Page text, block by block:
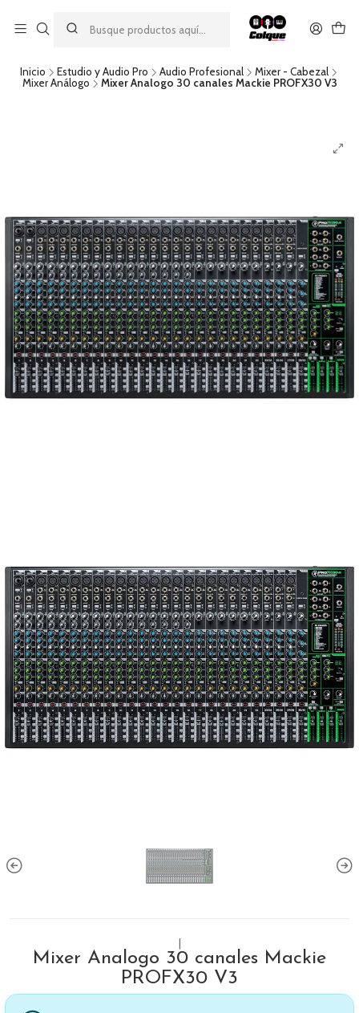
descuento por pago con transferencia bancaria
por una compra mínima de $49.990. Este descuento no es
acumulable a otras promociones ni aplicable a gastos de envío.
Inicio Estudio y Audio Pro Audio Profesional
Mixer - Cabezal
Mixer Análogo
Mixer Analogo 30 canales Mackie PROFX30 V3
Mixer Analogo 30 canales Mackie
PROFX30 V3